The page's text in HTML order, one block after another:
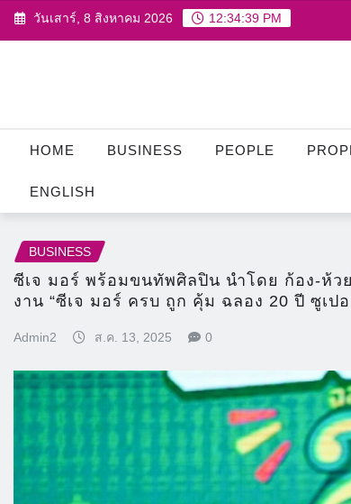
Skip วันเสาร์, 8 สิงหาคม 2026 12:34:40 PM
HOME BUSINESS PEOPLE
ENGLISH
BUSINESS
ซีเจ มอร์ พร้อมขนทัพศิลปิน นำโดย ก้อง-ห้ว
งาน “ซีเจ มอร์ ครบ ถูก คุ้ม ฉลอง 20 ปี ซูเป
Admin2 ส.ค. 13, 2025 0